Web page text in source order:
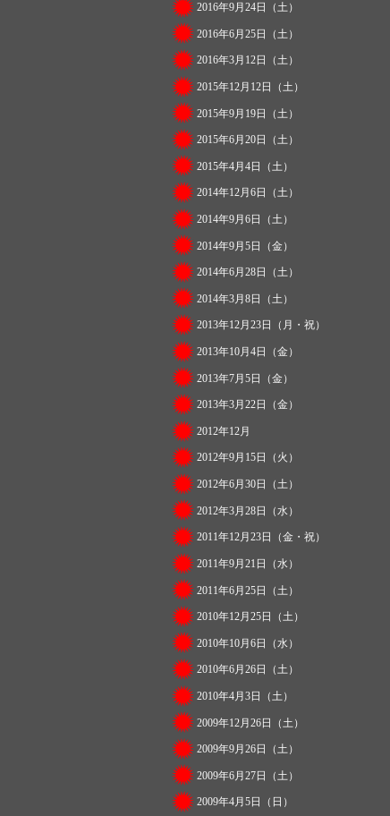
2016年9月24日（土）
2016年6月25日（土）
2016年3月12日（土）
2015年12月12日（土）
2015年9月19日（土）
2015年6月20日（土）
2015年4月4日（土）
2014年12月6日（土）
2014年9月6日（土）
2014年9月5日（金）
2014年6月28日（土）
2014年3月8日（土）
2013年12月23日（月・祝）
2013年10月4日（金）
2013年7月5日（金）
2013年3月22日（金）
2012年12月
2012年9月15日（火）
2012年6月30日（土）
2012年3月28日（水）
2011年12月23日（金・祝）
2011年9月21日（水）
2011年6月25日（土）
2010年12月25日（土）
2010年10月6日（水）
2010年6月26日（土）
2010年4月3日（土）
2009年12月26日（土）
2009年9月26日（土）
2009年6月27日（土）
2009年4月5日（日）